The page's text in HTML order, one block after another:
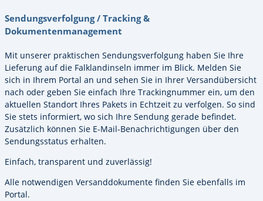
Sendungsverfolgung / Tracking &
Dokumentenmanagement
Mit unserer praktischen Sendungsverfolgung haben Sie Ihre
Lieferung auf die Falklandinseln immer im Blick. Melden Sie
sich in Ihrem Portal an und sehen Sie in Ihrer Versandübersicht
nach oder geben Sie einfach Ihre Trackingnummer ein, um den
aktuellen Standort Ihres Pakets in Echtzeit zu verfolgen. So sind
Sie stets informiert, wo sich Ihre Sendung gerade befindet.
Zusätzlich können Sie E-Mail-Benachrichtigungen über den
Sendungsstatus erhalten.
Einfach, transparent und zuverlässig!
Alle notwendigen Versanddokumente finden Sie ebenfalls im
Portal.